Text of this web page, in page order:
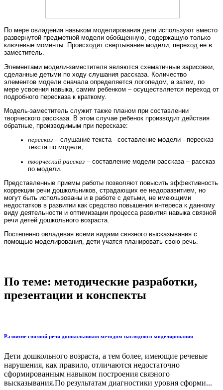
По мере овладения навыком моделирования дети используют вместо
развернутой предметной модели обобщенную, содержащую только
ключевые моменты. Происходит свертывание модели, переход ее в
заместитель.
Элементами модели-заместителя являются схематичные зарисовки,
сделанные детьми по ходу слушания рассказа. Количество
элементов модели сначала определяется логопедом, а затем, по
мере усвоения навыка, самим ребенком – осуществляется переход от
подробного пересказа к краткому.
Модель-заместитель служит также планом при составлении
творческого рассказа. В этом случае ребенок производит действия
обратные, производимым при пересказе:
пересказ – слушание текста - составление модели - пересказ
текста по модели;
творческий рассказ – составление модели рассказа – рассказ
по модели.
Представленные приемы работы позволяют повысить эффективность
коррекции речи дошкольников, страдающих ее недоразвитием, но
могут быть использованы и в работе с детьми, не имеющими
недостатков в развитии как средство повышения интереса к данному
виду деятельности и оптимизации процесса развития навыка связной
речи детей дошкольного возраста.
Постепенно овладевая всеми видами связного высказывания с
помощью моделирования, дети учатся планировать свою речь.
По теме: методические разработки,
презентации и конспекты
Развитие связной речи дошкольников методом наглядного моделирования
Дети дошкольного возраста, а тем более, имеющие речевые
нарушения, как правило, отличаются недостаточно
сформированным навыком построения связного
высказывания.По результатам диагностики уровня сформи...